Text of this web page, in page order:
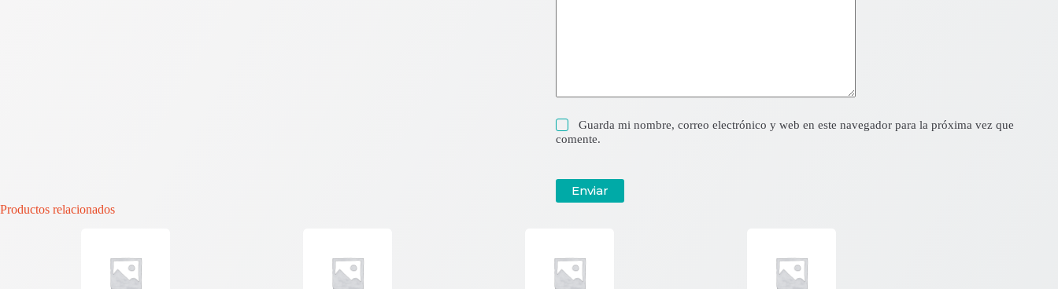
Guarda mi nombre, correo electrónico y web en este navegador para la próxima vez que
comente.
Enviar
Productos relacionados